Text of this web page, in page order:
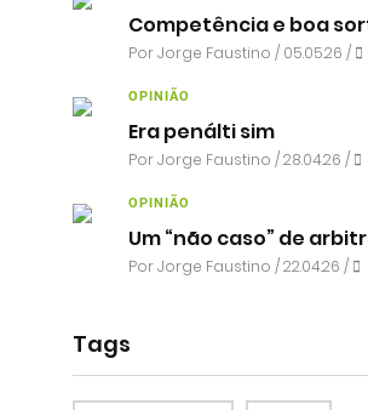
Competência e boa
PorJorge Faustino / 05.05.26 /
OPINIÃO
Era penálti sim
PorJorge Faustino / 28.04.26 /
OPINIÃO
Um “não caso” de
PorJorge Faustino / 22.04.26 /
Tags